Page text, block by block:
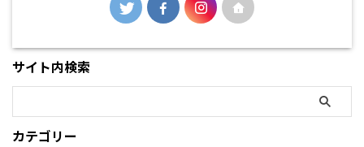
サイト内検索
カテゴリー